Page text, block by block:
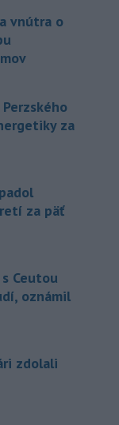
vnútra o
za
za päť
Ceutou
oznámil
zdolali